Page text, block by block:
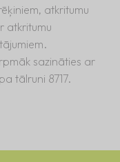
atkritumu
atkritumu
sazināties ar
tālruni 8717.